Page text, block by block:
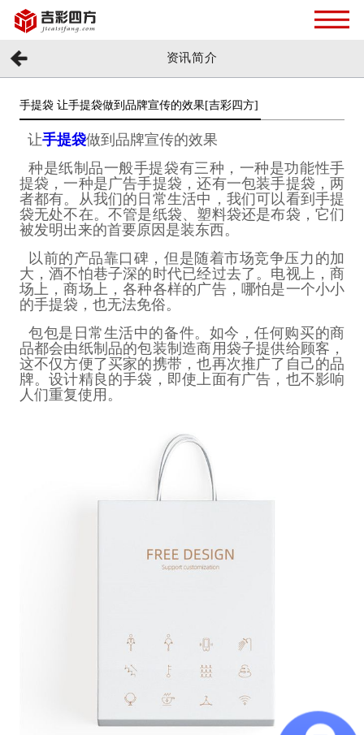
资讯简介
手提袋 让手提袋做到品牌宣传的效果[吉彩四方]
让手提袋做到品牌宣传的效果
种是纸制品一般手提袋有三种，一种是功能性手
提袋，一种是广告手提袋，还有一包装手提袋，两
者都有。从我们的日常生活中，我们可以看到手提
袋无处不在。不管是纸袋、塑料袋还是布袋，它们
被发明出来的首要原因是装东西。
以前的产品靠口碑，但是随着市场竞争压力的加
大，酒不怕巷子深的时代已经过去了。电视上，商
场上，商场上，各种各样的广告，哪怕是一个小小
的手提袋，也无法免俗。
包包是日常生活中的备件。如今，任何购买的商
品都会由纸制品的包装制造商用袋子提供给顾客，
这不仅方便了买家的携带，也再次推广了自己的品
牌。设计精良的手袋，即使上面有广告，也不影响
人们重复使用。